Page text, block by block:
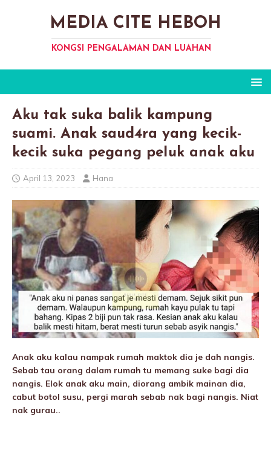
MEDIA CITE HEBOH
KONGSI PENGALAMAN DAN LUAHAN
Aku tak suka balik kampung
suami. Anak saud4ra yang kecik-
kecik suka pegang peIuk anak aku
April 13, 2023 Hana
Anak aku kalau nampak rumah maktok dia je dah nangis.
Sebab tau orang dalam rumah tu memang suke bagi dia
nangis. Elok anak aku main, diorang ambik mainan dia,
cabut botol susu, pergi marah sebab nak bagi nangis. Niat
nak gurau..